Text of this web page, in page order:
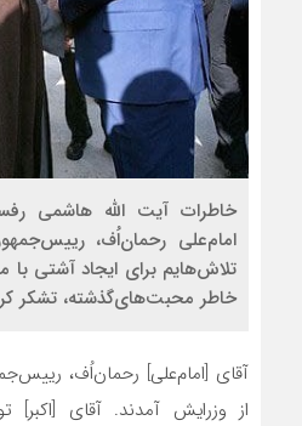
امام‌علی رحمان‌اُف،
خاطر محبت‌هاى‌گذشته، تشکر
آقاى [امام‌علی] رحمان‌اُف،
از وزرایش آمدند. آقاى [اکبر]